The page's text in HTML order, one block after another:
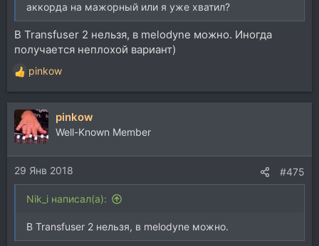
аккорда на мажорный или я уже хватил?
В Transfuser 2 нельзя, в melodyne можно. Иногда
получается неплохой вариант)
Р
е
а
ц
и
и
:
pinkow
pinkow
Well-Known Member
29 Янв 2018 #475
Nik_i написал(а):
В Transfuser 2 нельзя, в melodyne можно.